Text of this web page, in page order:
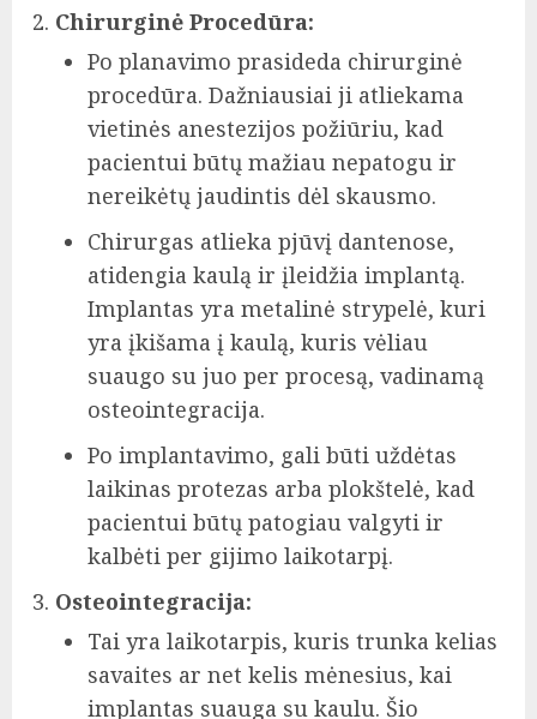
Chirurginė Procedūra:
Po planavimo prasideda chirurginė
procedūra. Dažniausiai ji atliekama
vietinės anestezijos požiūriu, kad
pacientui būtų mažiau nepatogu ir
nereikėtų jaudintis dėl skausmo.
Chirurgas atlieka pjūvį dantenose,
atidengia kaulą ir įleidžia implantą.
Implantas yra metalinė strypelė, kuri
yra įkišama į kaulą, kuris vėliau
suaugo su juo per procesą, vadinamą
osteointegracija.
Po implantavimo, gali būti uždėtas
laikinas protezas arba plokštelė, kad
pacientui būtų patogiau valgyti ir
kalbėti per gijimo laikotarpį.
Osteointegracija:
Tai yra laikotarpis, kuris trunka kelias
savaites ar net kelis mėnesius, kai
implantas suauga su kaulu. Šio